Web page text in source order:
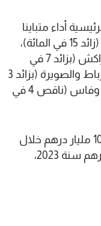
أداء متباينا
مقارنة بالسنة الفارطة، لاسيما طنجة (زائد 15 في المائة)،
والدار البيضاء (بزائد 12 في المائة)، ومراكش (بزائد 7 في
المائة)، وأكادير (بزائد 6 في المائة)، والرباط والصويرة (بزائد 3
في المائة)، الحوز (ناقص 3 في المائة)، وفاس (ناقص 4 في
ومن جهتها، بلغت مداخيل السفر 10,2 مليار درهم خلال
شهر يوليوز 2024 مقابل 9,47 مليار درهم سنة 2023،